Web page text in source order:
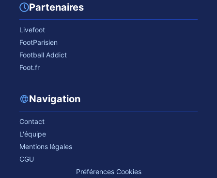
Partenaires
Livefoot
FootParisien
Football Addict
Foot.fr
Navigation
Contact
L'équipe
Mentions légales
CGU
Préférences Cookies